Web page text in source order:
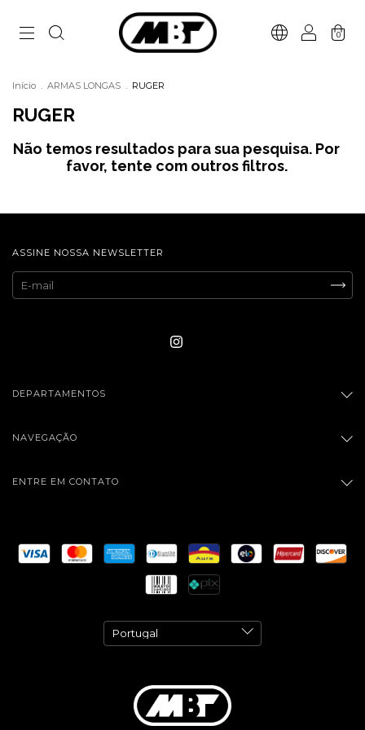
0
Início . ARMAS LONGAS . RUGER
RUGER
Não temos resultados para sua pesquisa. Por
favor, tente com outros filtros.
ASSINE NOSSA NEWSLETTER
DEPARTAMENTOS
NAVEGAÇÃO
ENTRE EM CONTATO